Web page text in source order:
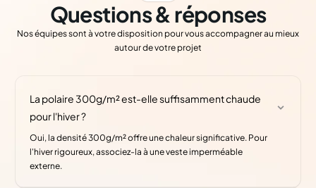
Questions & réponses
Nos équipes sont à votre disposition pour vous accompagner au mieux
autour de votre projet
La polaire 300g/m² est-elle suffisamment chaude
pour l'hiver ?
Oui, la densité 300g/m² offre une chaleur significative. Pour
l'hiver rigoureux, associez-la à une veste imperméable
externe.